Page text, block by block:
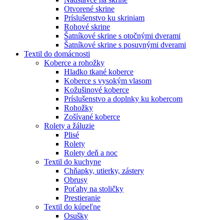
Otvorené skrine
Príslušenstvo ku skriniam
Rohové skrine
Šatníkové skrine s otočnými dverami
Šatníkové skrine s posuvnými dverami
Textil do domácnosti
Koberce a rohožky
Hladko tkané koberce
Koberce s vysokým vlasom
Kožušinové koberce
Príslušenstvo a doplnky ku kobercom
Rohožky
Zošívané koberce
Rolety a žáluzie
Plisé
Rolety
Rolety deň a noc
Textil do kuchyne
Chňapky, utierky, zástery
Obrusy
Poťahy na stoličky
Prestieranie
Textil do kúpeľne
Osušky